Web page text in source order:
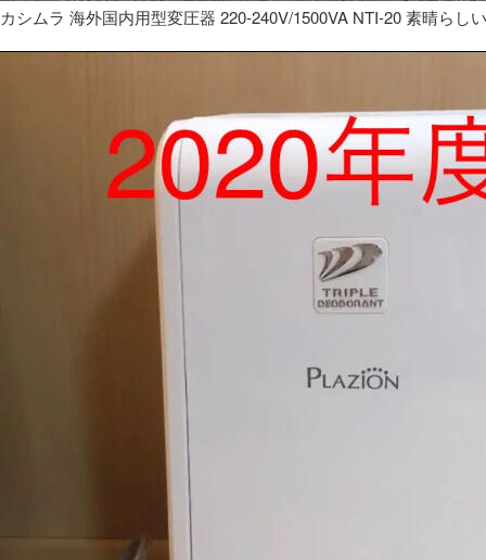
カシムラ 海外国内用型変圧器 220-240V/1500VA NTI-20 素晴らし